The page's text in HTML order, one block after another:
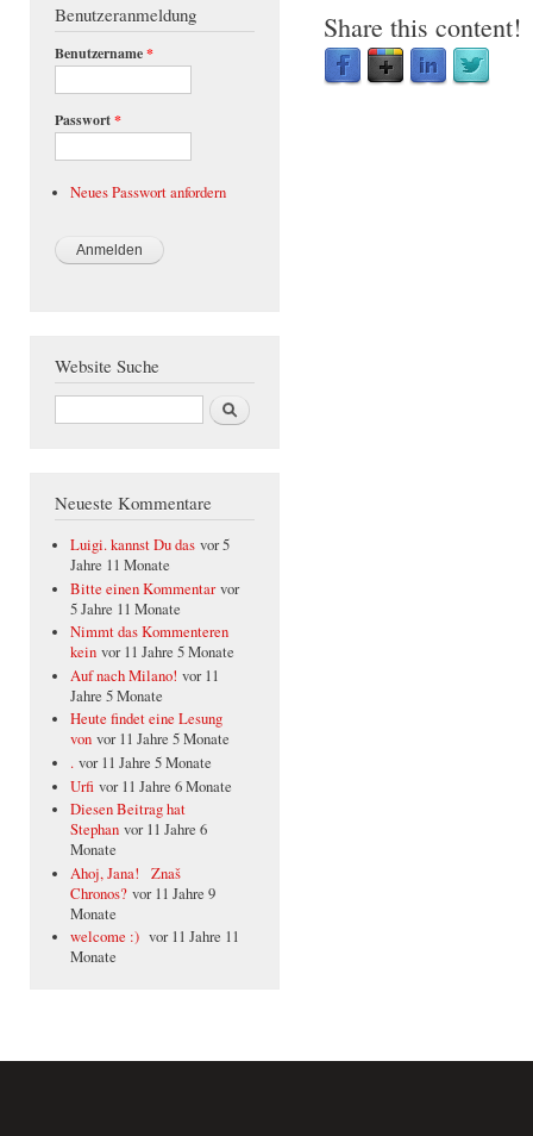
Benutzeranmeldung
Benutzername*
Passwort*
Neues Passwort anfordern
Website Suche
Suche
Neueste Kommentare
Luigi. kannst Du das vor 5
Jahre 11 Monate
Bitte einen Kommentar vor
5 Jahre 11 Monate
Nimmt das Kommenteren
kein vor 11 Jahre 5 Monate
Auf nach Milano! vor 11
Jahre 5 Monate
Heute findet eine Lesung
von vor 11 Jahre 5 Monate
. vor 11 Jahre 5 Monate
Urfi vor 11 Jahre 6 Monate
Diesen Beitrag hat
Stephan vor 11 Jahre 6
Monate
Ahoj, Jana! Znaš
Chronos? vor 11 Jahre 9
Monate
welcome :) vor 11 Jahre 11
Monate
Share this content!